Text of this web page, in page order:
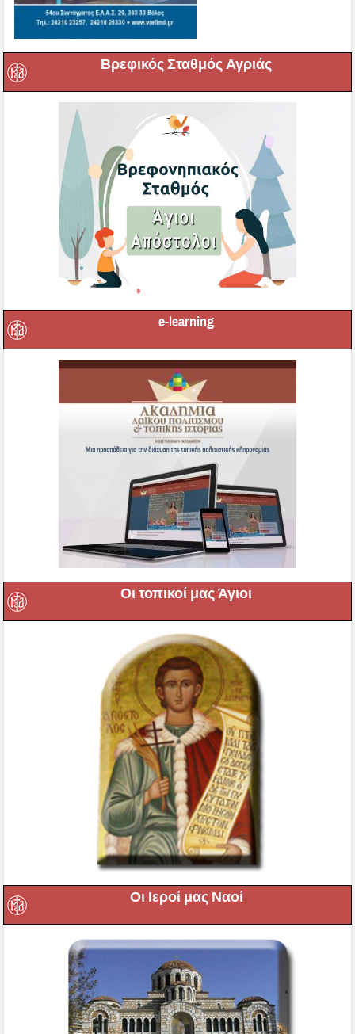
Βρεφικός Σταθμός Αγριάς
e-learning
Οι τοπικοί μας Άγιοι
Οι Ιεροί μας Ναοί